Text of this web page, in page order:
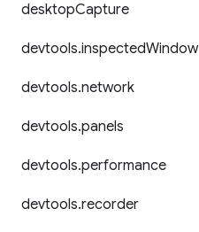
desktopCapture
devtools.inspectedWindow
devtools.network
devtools.panels
devtools.performance
devtools.recorder